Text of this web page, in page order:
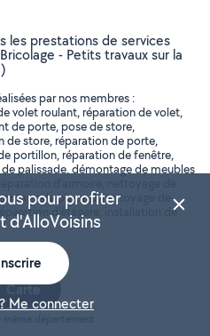
les prestations de services
- Petits travaux sur la
par nos membres :
volet roulant, réparation de volet,
de porte, pose de store,
de store, réparation de porte,
portillon, réparation de fenêtre,
palissade, démontage de meubles
de placard, nettoyage de
d'étagère, installation de
Carte
pour profiter
d'AlloVoisins
Me connecter